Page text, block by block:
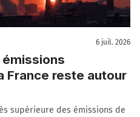
6 juil. 2026
émissions
France reste autour
supérieure des émissions de